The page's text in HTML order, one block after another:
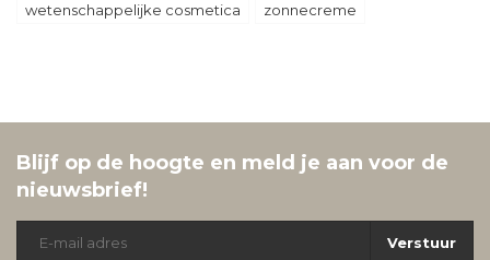
wetenschappelijke cosmetica zonnecreme
Blijf op de hoogte en meld je aan voor de
nieuwsbrief!
Verstuur